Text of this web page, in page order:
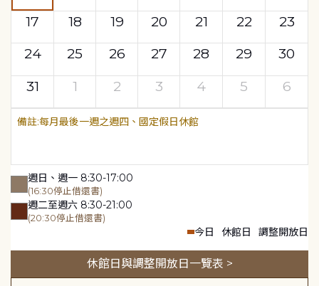
17
18 19 20 21 22
23
24
25 26 27 28 29
30
31
1 2 3 4 5 6
每月最後一週之週四、國定假日休館
週日、週一 8:30-17:00
(16:30停止借還書)
週二至週六 8:30-21:00
(20:30停止借還書)
今日 休館日 調整開放日
休館日與調整開放日一覽表 >